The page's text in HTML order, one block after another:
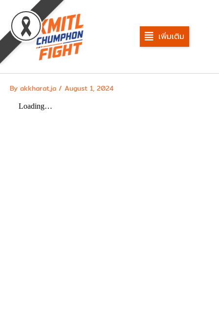
content
เพิ่มเติม
By akkharat.ja / August 1, 2024